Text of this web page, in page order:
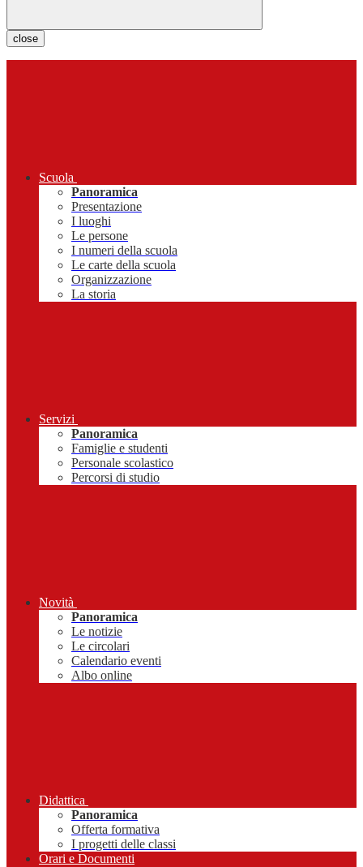
close
Scuola
Panoramica
Presentazione
I luoghi
Le persone
I numeri della scuola
Le carte della scuola
Organizzazione
La storia
Servizi
Panoramica
Famiglie e studenti
Personale scolastico
Percorsi di studio
Novità
Panoramica
Le notizie
Le circolari
Calendario eventi
Albo online
Didattica
Panoramica
Offerta formativa
I progetti delle classi
Orari e Documenti